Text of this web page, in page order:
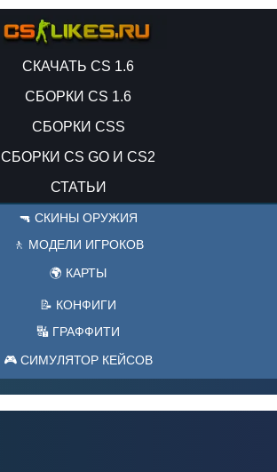
СКАЧАТЬ CS 1.6
СБОРКИ CS 1.6
СБОРКИ CSS
СБОРКИ CS GO И CS2
СТАТЬИ
🔫 СКИНЫ ОРУЖИЯ
🚶 МОДЕЛИ ИГРОКОВ
🌍 КАРТЫ
📝 КОНФИГИ
🔣 ГРАФФИТИ
🎮 СИМУЛЯТОР КЕЙСОВ